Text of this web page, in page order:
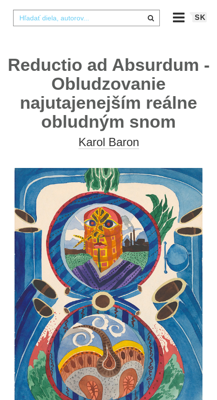
SK
Reductio ad Absurdum -
Obludzovanie
najutajenejším reálne
obludným snom
Karol Baron